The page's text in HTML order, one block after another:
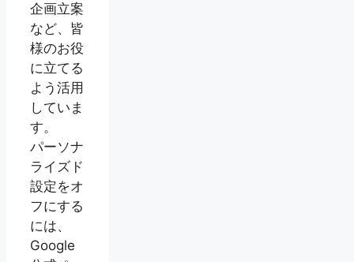
企画立案
など、皆
様のお役
に立てる
よう活用
していま
す。
パーソナ
ライズド
設定をオ
フにする
には、
Google